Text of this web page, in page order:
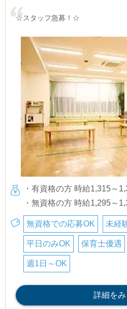
☆スタッフ急募！☆
・有資格の方 時給1,315～
・無資格の方 時給1,295～
無資格での応募OK 未経
平日のみOK 保育士優遇
週1日～OK
詳細をみ